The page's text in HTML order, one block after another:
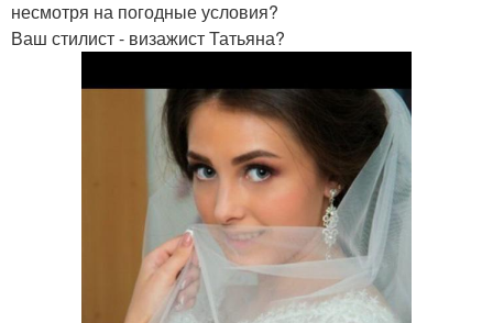
несмотря на погодные условия?
Ваш стилист - визажист Татьяна?